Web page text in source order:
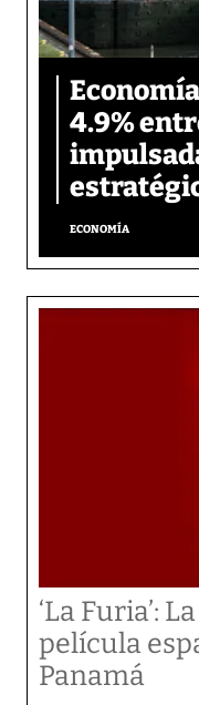
4.9%
ECONOMÍA
‘La Furia’:
película
Panamá